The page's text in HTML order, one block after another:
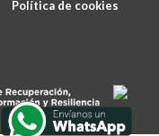
Política de cookies